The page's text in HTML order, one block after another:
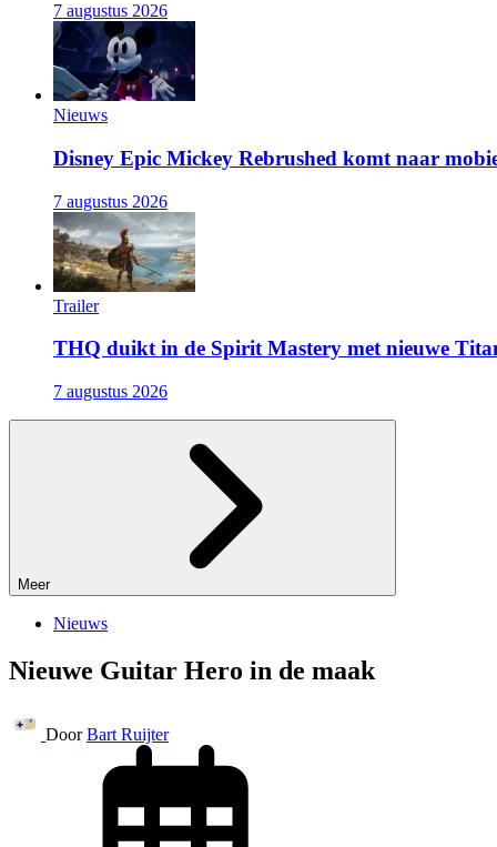
7 augustus 2026
Nieuws
Disney Epic Mickey Rebrushed komt naar
7 augustus 2026
Trailer
THQ duikt in de Spirit Mastery met nieuwe
7 augustus 2026
Meer
Nieuws
Nieuwe Guitar Hero in de maak
Door Bart Ruijter